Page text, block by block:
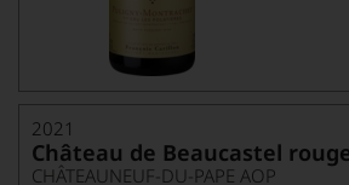
2021
Château de Beaucastel
CHÂTEAUNEUF-DU-PAPE AOP